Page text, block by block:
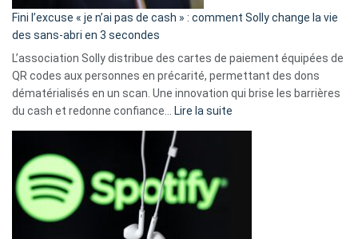
Fini l’excuse « je n’ai pas de cash » : comment Solly change la vie
des sans-abri en 3 secondes
L’association Solly distribue des cartes de paiement équipées de
QR codes aux personnes en précarité, permettant des dons
dématérialisés en un scan. Une innovation qui brise les barrières
du cash et redonne confiance…
Lire la suite